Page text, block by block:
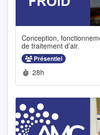
Conception,
de traitement d’air.
Présentiel
Durée :
28h